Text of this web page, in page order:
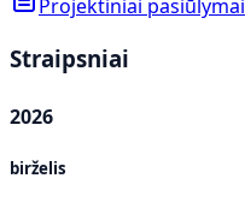
Projektiniai pasiūlymai
Straipsniai
2026
birželis